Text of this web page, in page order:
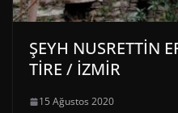
ŞEYH NUSRETTİN
TİRE / İZMİR
15 Ağustos 2020